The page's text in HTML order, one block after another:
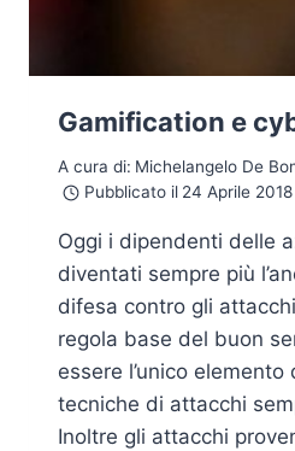
Gamification e
A cura di: Michelangelo De
Pubblicato il 24 Aprile 2018
Oggi i dipendenti delle
diventati sempre più
difesa contro gli
regola base del buon
essere l’unico
tecniche di attacchi
Inoltre gli attacchi